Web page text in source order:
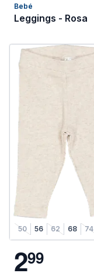
Bebé
Leggings - Rosa
50 56 62 68 74
299